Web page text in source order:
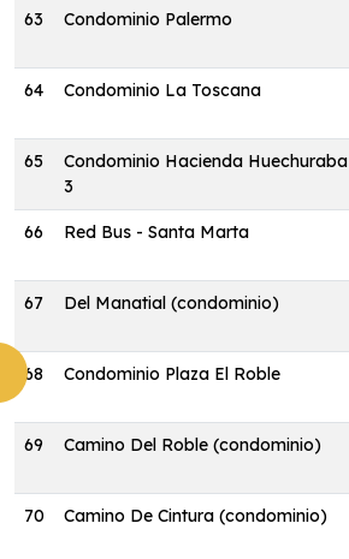
63 Condominio Palermo
64 Condominio La Toscana
65
Condominio Hacienda Huechuraba
3
66 Red Bus - Santa Marta
67 Del Manatial (condominio)
68 Condominio Plaza El Roble
69 Camino Del Roble (condominio)
70 Camino De Cintura (condominio)